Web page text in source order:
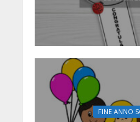
FINE ANNO